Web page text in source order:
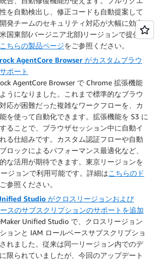
を自動検出し、修正コードも自動提案して
発チームのセキュリティ対応が大幅に効率
国東部(バージニア北部)リージョンで提供中
こちらの製品ページをご参照ください。
AgentCore Browser がカスタムブラウ
ポート
AgentCore Browser で Chrome 拡張機能
うになりました。これまで標準的なブラウ
応が困難だった複雑なワークフローを、カ
を使って自動化できます。拡張機能を S3 に
ることで、ブラウザセッション中に自動イ
る仕組みです。カスタム認証フローや自動
ロックによるパフォーマンス最適化など、
な活用が期待できます。東京リージョンを
ジョンで利用可能です。詳細はこちらのド
参照ください。
Studio がクロスリージョンおよび
スのサブスクリプションのサポートを追加
Unified Studio で、クロスリージョン
ョンと IAM ロールベースサブスクリプショ
れました。従来は同一リージョン内でのデ
限られていましたが、今回のアップデート